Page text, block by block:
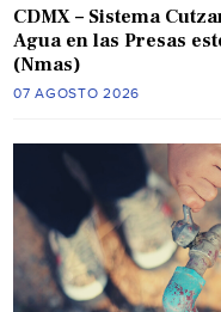
CDMX – Sistema
Agua en las Presas
(Nmas)
07 AGOSTO 2026